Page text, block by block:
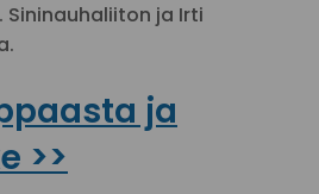
ja Irti
ja
>>